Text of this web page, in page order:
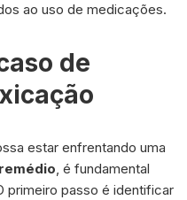
ao uso de medicações.
de
estar enfrentando uma
, é fundamental
primeiro passo é identificar